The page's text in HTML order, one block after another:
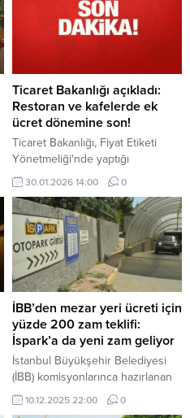
Ticaret Bakanlığı açıkladı:
Restoran ve kafelerde ek
ücret dönemine son!
Ticaret Bakanlığı, Fiyat Etiketi
Yönetmeliği'nde yaptığı
değişiklikle restoran, lokanta, kafe
ve pastane gibi işletmelerde
"servis ücreti", "masa ücreti" ve
"kuver" adı altında zorunlu ek
ücret alınmasını yasakladı.
30.01.2026 14:00 0
İBB’den mezar yeri ücreti için
yüzde 200 zam teklifi:
İspark’a da yeni zam geliyor
İstanbul Büyükşehir Belediyesi
(İBB) komisyonlarınca hazırlanan
teklifte, yeni yılda 17 bin 904 lira
olan mezar yeri ücretinin yüzde
10.12.2025 22:00 0